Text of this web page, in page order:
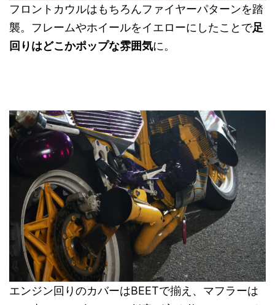
フロントカウルはもちろんファイヤーパターンを踏
襲。フレームやホイールをイエローにしたことで足
回りはどこかポップな雰囲気に。
エンジン回りのカバーはBEETで揃え、マフラーは